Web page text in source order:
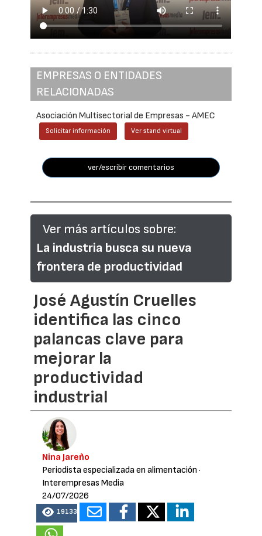
EMPRESAS O ENTIDADES
RELACIONADAS
Asociación Multisectorial de Empresas - AMEC
Solicitar información Ver stand virtual
ver/escribir comentarios
Ver más artículos sobre:
La industria busca su nueva
frontera de productividad
José Agustín Cruelles
identifica las cinco
palancas clave para
mejorar la
productividad
industrial
Nina Jareño
Periodista especializada en alimentación ·
Interempresas Media
24/07/2026
19133